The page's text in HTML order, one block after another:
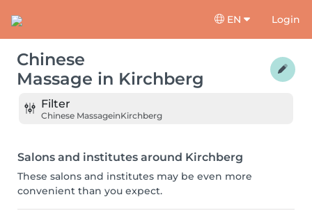
EN Login
Chinese
Massage in Kirchberg
Filter
Chinese MassageinKirchberg
Salons and institutes around Kirchberg
These salons and institutes may be even more
convenient than you expect.